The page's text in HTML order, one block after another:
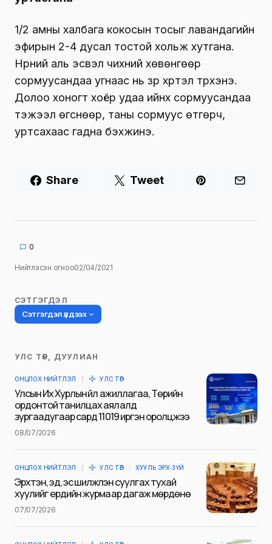
1/2 амны халбага кокосын тосыг лавандагийн
эфирын 2-4 дусал тостой хольж хутгана.
Нүүрний аль эсвэл чихний хөвөнгөөр
сормуусандаа угнаас нь үзүүр хүртэл түрхэнэ.
Долоо хоногт хоёр удаа ийнхүү сормуусандаа
тэжээл өгснөөр, таны сормуус өтгөрч,
уртсахаас гадна бэхжинэ.
Share Tweet
0
Нийтлэсэн огноо02/04/2021
СЭТГЭГДЭЛ
Сэтгэгдэл үлдээх
Таны имэйл хаягийг нийтлэхгүй.
тэмдэглэсэн
Сэтгэгдэл*
Name
УЛС ТӨР, ДУУЛИАН
ОНЦЛОХ НИЙТЛЭЛ УЛС ТӨР
Улсын Их Хурлын үйл ажиллагаа, Төрийн
ордонтой танилцах аялалд
зургаадугаар сард 11019 иргэн оролцжээ
08/07/2026
ОНЦЛОХ НИЙТЛЭЛ УЛС ТӨР ХУУЛЬ ЭРХ ЗҮЙ
Эрхтэн, эд, эс шилжүүлэн суулгах тухай
хуулийг ердийн журмаар дагаж мөрдөнө
07/07/2026